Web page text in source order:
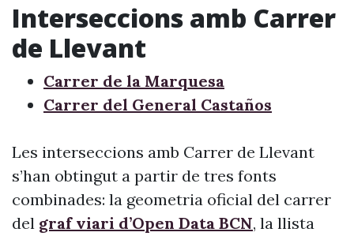
Interseccions amb Carrer
de Llevant
Carrer de la Marquesa
Carrer del General Castaños
Les interseccions amb Carrer de Llevant
s’han obtingut a partir de tres fonts
combinades: la geometria oficial del carrer
del graf viari d’Open Data BCN, la llista